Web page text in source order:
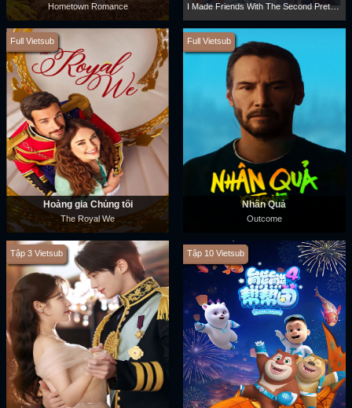
Hometown Romance
I Made Friends With The Second Prettiest Girl In My Class
Full Vietsub
Hoàng gia Chúng tôi
The Royal We
Full Vietsub
Nhân Quả
Outcome
Tập 3 Vietsub Tập 10 Vietsub